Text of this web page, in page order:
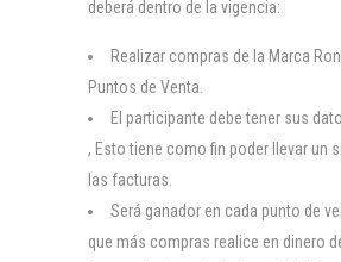
deberá dentro de la vigencia:
Realizar compras de la Marca
Puntos de Venta.
El participante debe tener sus
, Esto tiene como fin poder llevar un
las facturas.
Será ganador en cada punto de
que más compras realice en dinero